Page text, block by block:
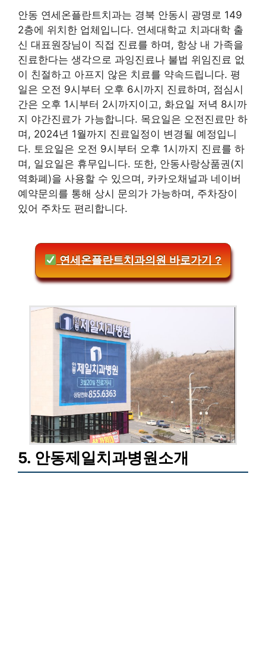
안동 연세온플란트치과는 경북 안동시 광명로 149
2층에 위치한 업체입니다. 연세대학교 치과대학 출
신 대표원장님이 직접 진료를 하며, 항상 내 가족을
진료한다는 생각으로 과잉진료나 불법 위임진료 없
이 친절하고 아프지 않은 치료를 약속드립니다. 평
일은 오전 9시부터 오후 6시까지 진료하며, 점심시
간은 오후 1시부터 2시까지이고, 화요일 저녁 8시까
지 야간진료가 가능합니다. 목요일은 오전진료만 하
며, 2024년 1월까지 진료일정이 변경될 예정입니
다. 토요일은 오전 9시부터 오후 1시까지 진료를 하
며, 일요일은 휴무입니다. 또한, 안동사랑상품권(지
역화폐)을 사용할 수 있으며, 카카오채널과 네이버
예약문의를 통해 상시 문의가 가능하며, 주차장이
있어 주차도 편리합니다.
연세온플란트치과의원 바로가기 ?
5. 안동제일치과병원소개